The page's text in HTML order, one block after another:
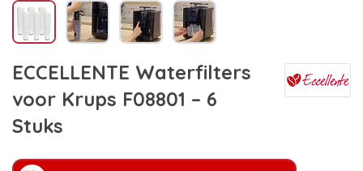
ECCELLENTE Waterfilters
voor Krups F08801 – 6
Stuks